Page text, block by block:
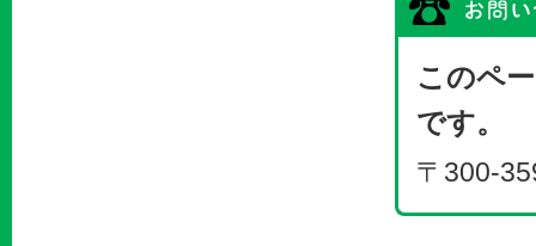
このペ
です。
〒300-